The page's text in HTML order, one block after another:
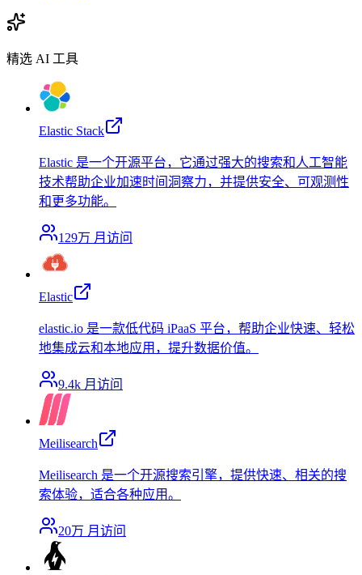
精选 AI 工具
Elastic Stack
Elastic 是一个开源平台，它通过强大的搜索和人工智能
技术帮助企业加速时间洞察力，并提供安全、可观测性
和更多功能。
129万 月访问
Elastic
elastic.io 是一款低代码 iPaaS 平台，帮助企业快速、轻松
地集成云和本地应用，提升数据价值。
9.4k 月访问
Meilisearch
Meilisearch 是一个开源搜索引擎，提供快速、相关的搜
索体验，适合各种应用。
20万 月访问